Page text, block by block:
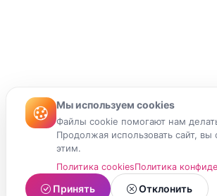
Мы используем cookies
Файлы cookie помогают нам
Продолжая использовать сайт, вы
этим.
Политика cookiesПолитика
Принять Отклонить